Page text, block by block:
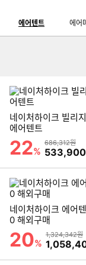
트
E
턴
라
T
드
필
드
펫
하
우
스
펫
더
보
에어텐트 에어
네이처하이크 빌리
에어텐트
할인률
22%
상품금액
686,312원
할인금액
533,900
네이처하이크 에어
0 해외구매
할인률
20%
상품금액
1,324,342원
할인금액